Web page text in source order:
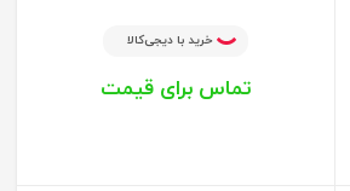
خرید با دیجی‌کالا
تماس برای قیمت